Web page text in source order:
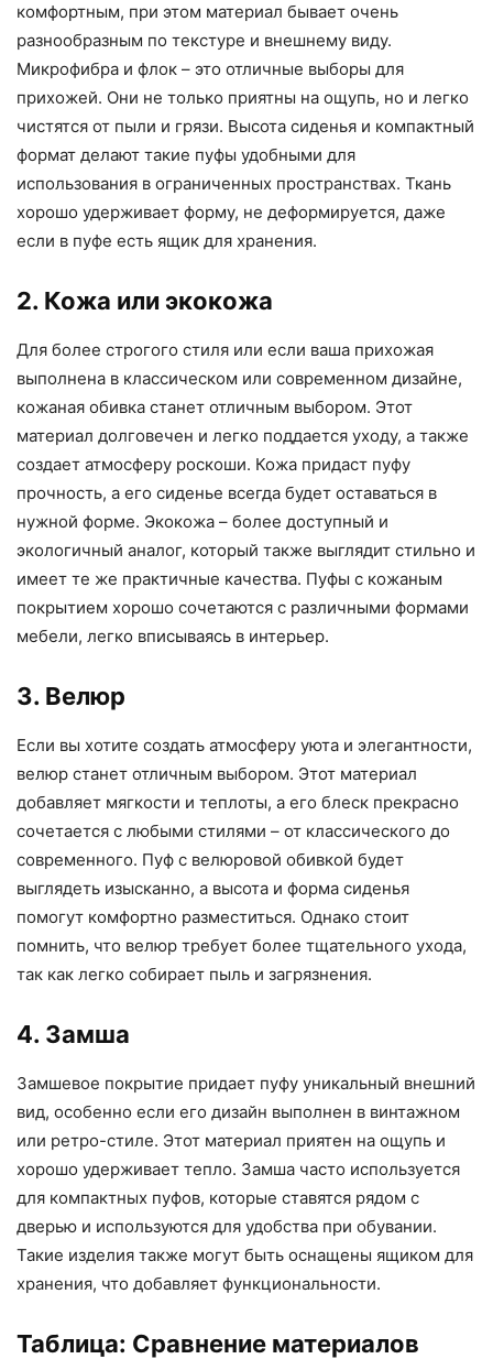
комфортным, при этом материал бывает очень
разнообразным по текстуре и внешнему виду.
Микрофибра и флок – это отличные выборы для
прихожей. Они не только приятны на ощупь, но и легко
чистятся от пыли и грязи. Высота сиденья и компактный
формат делают такие пуфы удобными для
использования в ограниченных пространствах. Ткань
хорошо удерживает форму, не деформируется, даже
если в пуфе есть ящик для хранения.
2. Кожа или экокожа
Для более строгого стиля или если ваша прихожая
выполнена в классическом или современном дизайне,
кожаная обивка станет отличным выбором. Этот
материал долговечен и легко поддается уходу, а также
создает атмосферу роскоши. Кожа придаст пуфу
прочность, а его сиденье всегда будет оставаться в
нужной форме. Экокожа – более доступный и
экологичный аналог, который также выглядит стильно и
имеет те же практичные качества. Пуфы с кожаным
покрытием хорошо сочетаются с различными формами
мебели, легко вписываясь в интерьер.
3. Велюр
Если вы хотите создать атмосферу уюта и элегантности,
велюр станет отличным выбором. Этот материал
добавляет мягкости и теплоты, а его блеск прекрасно
сочетается с любыми стилями – от классического до
современного. Пуф с велюровой обивкой будет
выглядеть изысканно, а высота и форма сиденья
помогут комфортно разместиться. Однако стоит
помнить, что велюр требует более тщательного ухода,
так как легко собирает пыль и загрязнения.
4. Замша
Замшевое покрытие придает пуфу уникальный внешний
вид, особенно если его дизайн выполнен в винтажном
или ретро-стиле. Этот материал приятен на ощупь и
хорошо удерживает тепло. Замша часто используется
для компактных пуфов, которые ставятся рядом с
дверью и используются для удобства при обувании.
Такие изделия также могут быть оснащены ящиком для
хранения, что добавляет функциональности.
Таблица: Сравнение материалов